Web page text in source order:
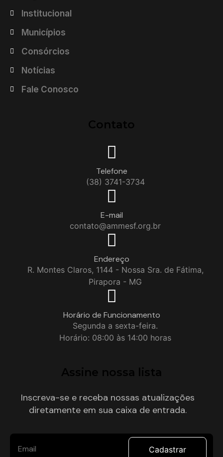
Institucional
Municípios
Consórcios
Notícias
Fale Conosco
Contato
Telefone
(38) 3741-3734
E-mail
contato@ammesf.org.br
Endereço
R. Montes Claros, 1144 - Nossa Sra. de Fátima,
Pirapora - MG
Horário de Funcionamento
Segunda a sexta-feira.
Horário: 08:00 às 14:00 horas
Assine nossa lista
Inscreva-se e receba nossas atualizações
diretamente em sua caixa de entrada.
Cadastrar